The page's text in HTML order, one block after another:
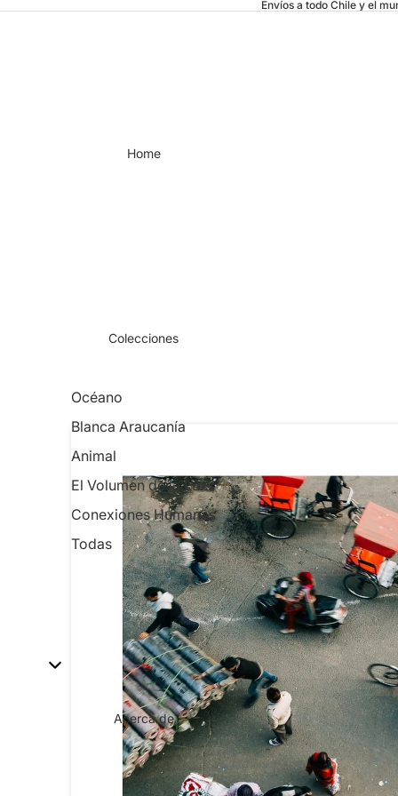
Envíos a todo Chile y el
Home
Colecciones
Océano
Blanca Araucanía
Animal
El Volumen de la Luz
Conexiones Humanas
Todas
Acerca de